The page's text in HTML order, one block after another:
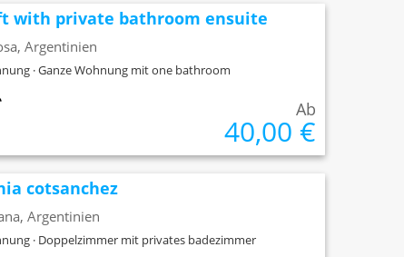
with private bathroom ensuite
Argentinien
· Ganze Wohnung mit one bathroom
Ab
40,00 €
cotsanchez
Argentinien
· Doppelzimmer mit privates badezimmer